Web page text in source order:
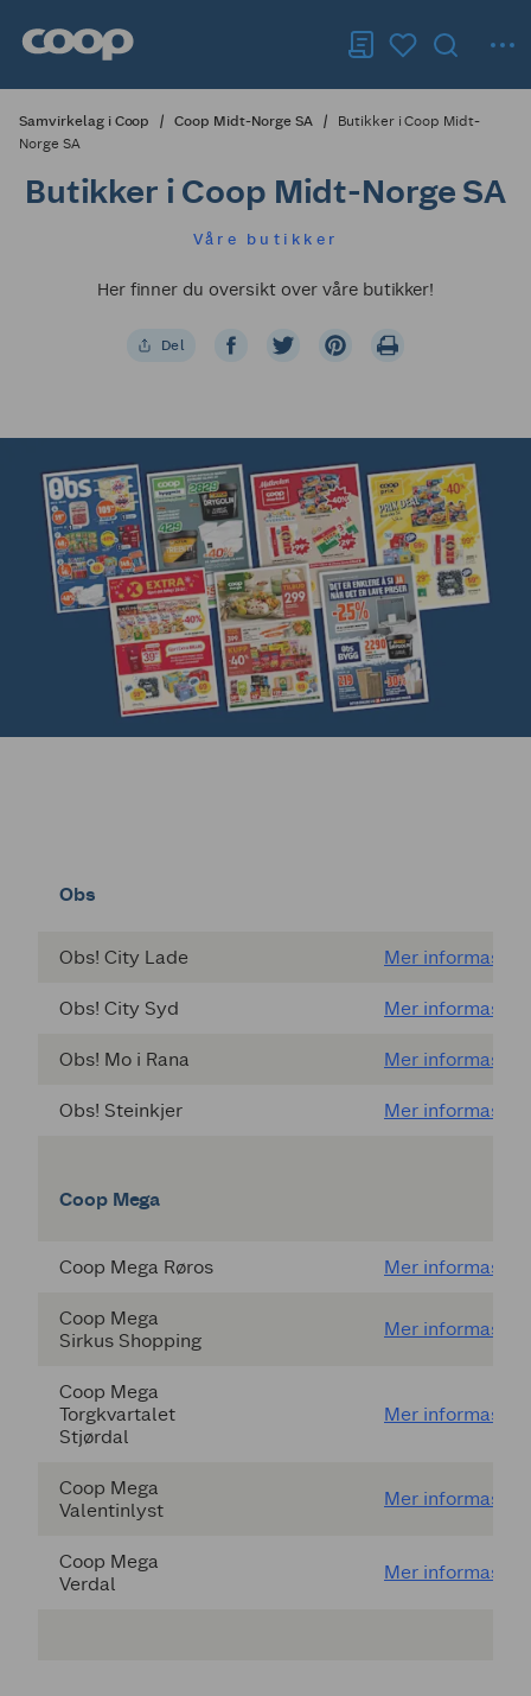
Samvirkelag i Coop Coop Midt-Norge SA
Butikker i Coop Midt-
Norge SA
Butikker i Coop Midt-Norge SA
Våre butikker
Her finner du oversikt over våre butikker!
Del
Obs
Obs! City Lade Mer informasjon
Obs! City Syd Mer informasjon
Obs! Mo i Rana Mer informasjon
Obs! Steinkjer Mer informasjon
Coop Mega
Coop Mega Røros Mer informasjon
Coop Mega
Sirkus Shopping
Mer informasjon
Coop Mega
Torgkvartalet
Stjørdal
Mer informasjon
Coop Mega
Valentinlyst
Mer informasjon
Coop Mega
Verdal
Mer informasjon